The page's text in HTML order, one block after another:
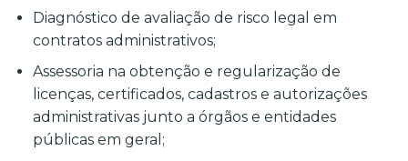
Diagnóstico de avaliação de risco legal em
contratos administrativos;
Assessoria na obtenção e regularização de
licenças, certificados, cadastros e autorizações
administrativas junto a órgãos e entidades
públicas em geral;